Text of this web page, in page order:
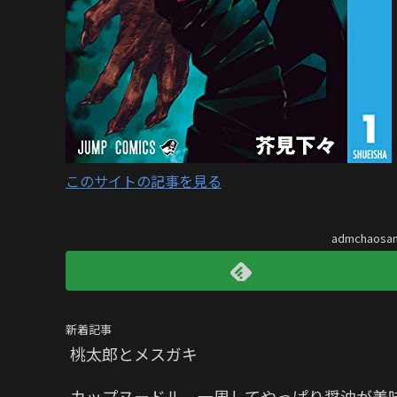
このサイトの記事を見る
新着記事
桃太郎とメスガキ